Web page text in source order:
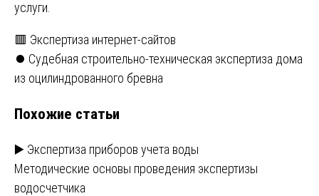
услуги.
Навигация
по
🟥 Экспертиза интернет-сайтов
⏺️ Судебная строительно-техническая экспертиза дома
из оцилиндрованного бревна
Похожие статьи
▶️ Экспертиза приборов учета воды
Методические основы проведения экспертизы
водосчетчика